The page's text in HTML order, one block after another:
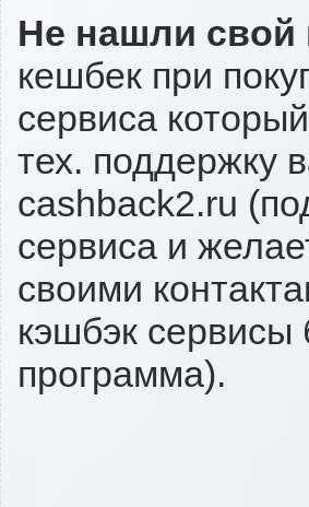
Не нашли свой
кешбек при
сервиса
тех. поддержку
cashback2.ru
сервиса и
своими
кэшбэк сервисы
программа).